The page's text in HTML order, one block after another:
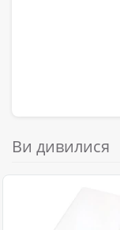
Ви дивилися